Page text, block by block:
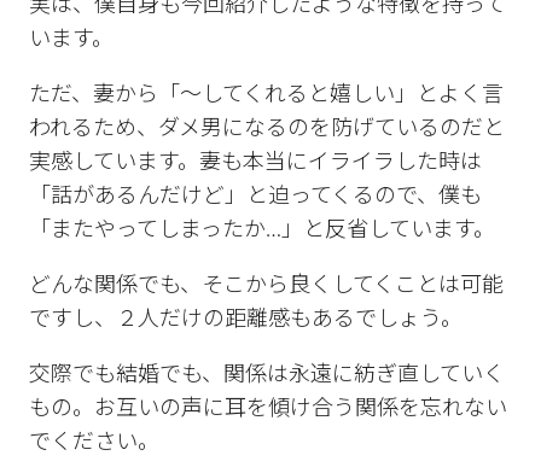
実は、僕自身も今回紹介したような特徴を持って
います。
ただ、妻から「〜してくれると嬉しい」とよく言
われるため、ダメ男になるのを防げているのだと
実感しています。妻も本当にイライラした時は
「話があるんだけど」と迫ってくるので、僕も
「またやってしまったか…」と反省しています。
どんな関係でも、そこから良くしてくことは可能
ですし、２人だけの距離感もあるでしょう。
交際でも結婚でも、関係は永遠に紡ぎ直していく
もの。お互いの声に耳を傾け合う関係を忘れない
でください。